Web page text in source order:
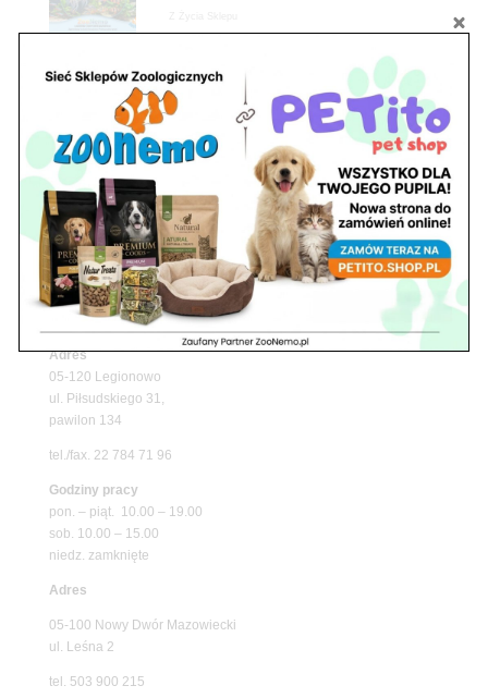
Z Życia Sklepu
rośliny akwariowe w ZooNemo – Legionowo i
Nowy Dwór Mazowiecki
Upały wracają! Zadbaj o komfort swojego pupila
z matami chłodzącymi ZooNemo
Z Życia Sklepu
Petito Pet Shop – Internetowy Sklep Zoologiczny
Online! Wszystko Dla Twojego Pupila | ZooNemo
Adres
05-120 Legionowo
ul. Piłsudskiego 31,
pawilon 134
tel./fax. 22 784 71 96
Godziny pracy
pon. – piąt. 10.00 – 19.00
sob. 10.00 – 15.00
niedz. zamknięte
Adres
05-100 Nowy Dwór Mazowiecki
ul. Leśna 2
tel. 503 900 215